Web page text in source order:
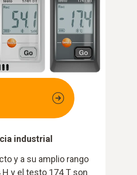
industrial
y a su amplio rango
y el testo 174 T son